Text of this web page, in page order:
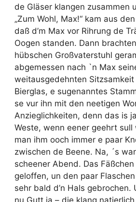
de Gläser klangen zusammen
„Zum Wohl, Max!“ kam aus
daß d’m Max vor Rihrung de
Oogen standen. Dann
hübschen Großvaterstuhl
abgemessen nach `n Max
weitausgedehnten Sitzsamkeit
Bierglas, e sugenanntes
se vur ihn mit den neetigen
Anzieglichkeiten, denn das is
Weste, wenn eener geehrt
man ihm ooch immer e paar
zwischen de Beene. Na, ´s
scheener Abend. Das
geloffen, un den paar
sehr bald d’n Hals gebrochen.
nu Gutt ja – die klang